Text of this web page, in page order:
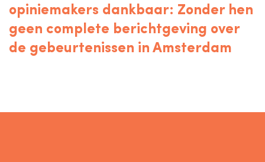
opiniemakers dankbaar: Zonder hen
geen complete berichtgeving over
de gebeurtenissen in Amsterdam